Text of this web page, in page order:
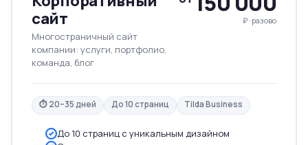
сайт
Многостраничный сайт
компании: услуги, портфолио,
команда, блог
₽ · разово
⏱ 20–35 дней До 10 страниц Tilda Business
До 10 страниц с уникальным дизайном